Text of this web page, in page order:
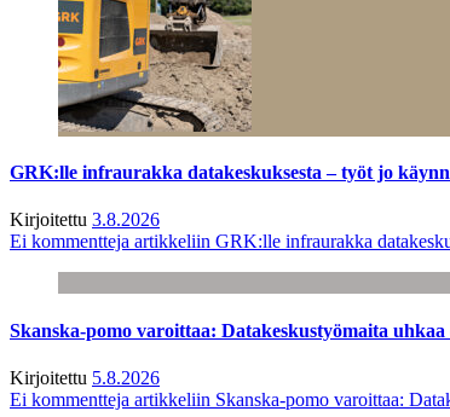
GRK:lle infraurakka datakeskuksesta – työt jo
Kirjoitettu 3.8.2026
Ei kommentteja artikkeliin GRK:lle infraurakka
Skanska-pomo varoittaa: Datakeskustyömaita uhkaa
Kirjoitettu 5.8.2026
Ei kommentteja artikkeliin Skanska-pomo varoittaa: